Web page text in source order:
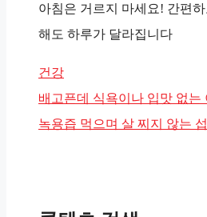
아침은 거르지 마세요! 간편
해도 하루가 달라집니다
카
테
고
건강
배고픈데 식욕이나 입맛 없는
녹용즙 먹으며 살 찌지 않는